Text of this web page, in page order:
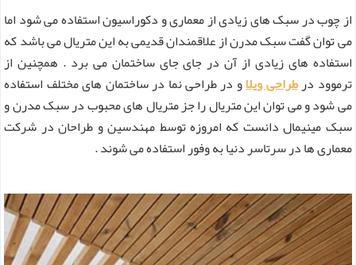
از چوب در سبک های زیادی از معماری و دکوراسیون استفاده می شود اما
می توان گفت سبک مدرن از علاقمندان قدیمی به این متریال می باشد که
استفاده های زیادی از آن در جای جای ساختمان می برد . همچنین از
ترموود درطراحی ویلاو در طراحی نما در ساختمان های مختلف استفاده
می شود و می توان این متریال را جز متریال های محبوب در سبک مدرن و
سبک مینیمال دانست که امروزه توسط مهندسین و طراحان در شرکت
معماری ها در سرتاسر دنیا به وفور استفاده می شوند .